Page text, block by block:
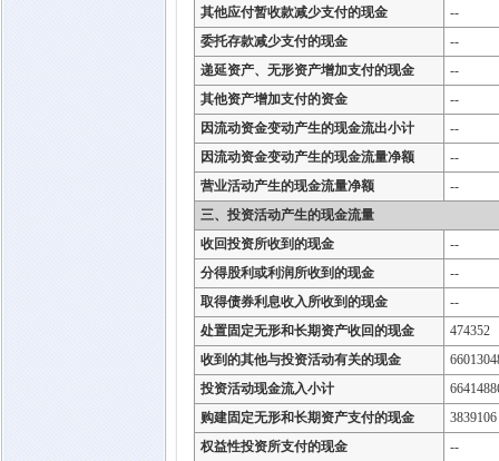
其他应付暂收款减少支付的现金
--
委托存款减少支付的现金
--
递延资产、无形资产增加支付的现金
--
其他资产增加支付的资金
--
因流动资金变动产生的现金流出小计
--
因流动资金变动产生的现金流量净额
--
营业活动产生的现金流量净额
--
三、投资活动产生的现金流量
收回投资所收到的现金
--
分得股利或利润所收到的现金
--
取得债券利息收入所收到的现金
--
处置固定无形和长期资产收回的现金
474352
收到的其他与投资活动有关的现金
投资活动现金流入小计
购建固定无形和长期资产支付的现金
3839106
权益性投资所支付的现金
--